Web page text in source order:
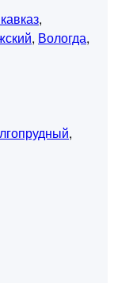
,
, Вологда,
,